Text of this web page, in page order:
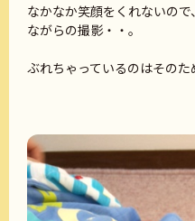
なかなか笑顔をくれないの
ながらの撮影・・。
ぶれちゃっているのはその